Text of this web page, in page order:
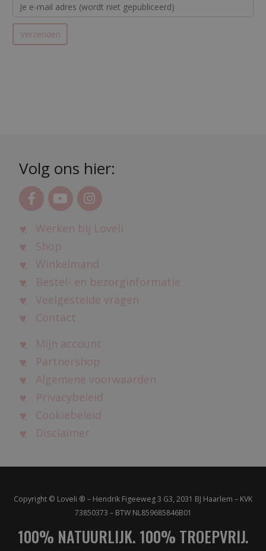
Volg ons hier:
Werken bij Loveli
Shop
Winkelmand
Bestel- en bezorginformatie
Veelgestelde vragen
Contact
Mijn account
Partnershop
Algemene voorwaarden
Privacybeleid
Cookiebeleid
Disclaimer
Copyright © Loveli ® – Hendrik Figeeweg 3 G3, 2031 BJ Haarlem – KVK
73850373 – BTW NL859685846B01
100% NATUURLIJK. 100% TROEPVRIJ.